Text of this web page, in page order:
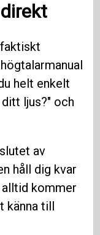
högtalarmanual
helt enkelt
ljus?" och
av
håll dig kvar
kommer
känna till